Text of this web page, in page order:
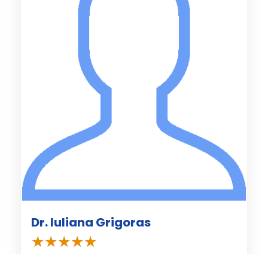
Dr. Iuliana Grigoras